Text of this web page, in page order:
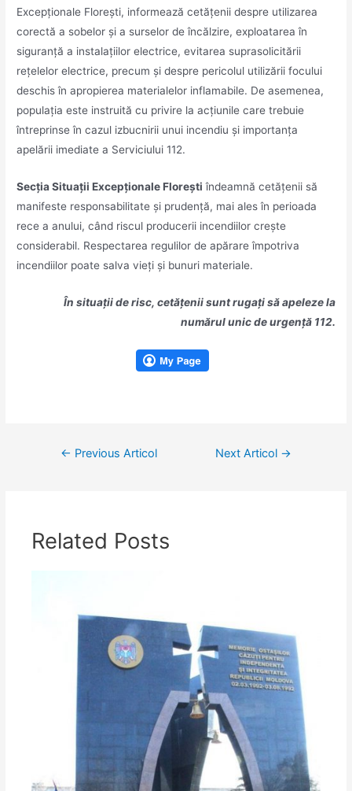
Excepționale Florești, informează cetățenii despre utilizarea
corectă a sobelor și a surselor de încălzire, exploatarea în
siguranță a instalațiilor electrice, evitarea suprasolicitării
rețelelor electrice, precum și despre pericolul utilizării focului
deschis în apropierea materialelor inflamabile. De asemenea,
populația este instruită cu privire la acțiunile care trebuie
întreprinse în cazul izbucnirii unui incendiu și importanța
apelării imediate a Serviciului 112.
Secția Situații Excepționale Florești îndeamnă cetățenii să
manifeste responsabilitate și prudență, mai ales în perioada
rece a anului, când riscul producerii incendiilor crește
considerabil. Respectarea regulilor de apărare împotriva
incendiilor poate salva vieți și bunuri materiale.
În situații de risc, cetățenii sunt rugați să apeleze la
numărul unic de urgență 112.
Navigare
← Previous Articol Next Articol →
Related Posts